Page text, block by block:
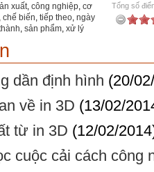
xuất công nghiệp cơ
chế biến tiếp theo ngày
sản phẩm xử lý
Tổng số
dần định hình (20/
về in 3D (13/02/
từ in 3D (12/02/
cuộc cải cách công